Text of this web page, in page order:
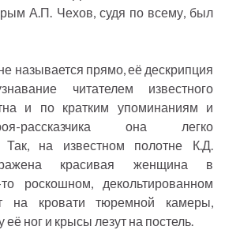
А.П. Чехов, судя по всему, был
называется прямо, её дескрипция
читателем известного
и по кратким упоминаниям и
рассказчика она легко
Так, на известном полотне К.Д.
красивая женщина в
роскошном, декольтированном
на кровати тюремной камеры,
ног и крысы лезут на постель.